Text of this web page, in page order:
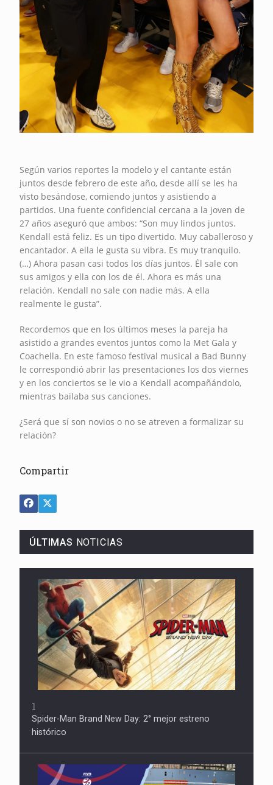
Según varios reportes la modelo y el cantante están
juntos desde febrero de este año, desde allí se les ha
visto besándose, comiendo juntos y asistiendo a
partidos. Una fuente confidencial cercana a la joven de
27 años aseguró que ambos: “Son muy lindos juntos.
Kendall está feliz. Es un tipo divertido. Muy caballeroso y
encantador. A ella le gusta su vibra. Es muy tranquilo.
(…) Ahora pasan casi todos los días juntos. Él sale con
sus amigos y ella con los de él. Ahora es más una
relación. Kendall no sale con nadie más. A ella
realmente le gusta”.
Recordemos que en los últimos meses la pareja ha
asistido a grandes eventos juntos como la Met Gala y
Coachella. En este famoso festival musical a Bad Bunny
le correspondió abrir las presentaciones los dos viernes
y en los conciertos se le vio a Kendall acompañándolo,
mientras bailaba sus canciones.
¿Será que sí son novios o no se atreven a formalizar su
relación?
Compartir
ÚLTIMAS NOTICIAS
1
Spider-Man Brand New Day: 2° mejor estreno
histórico